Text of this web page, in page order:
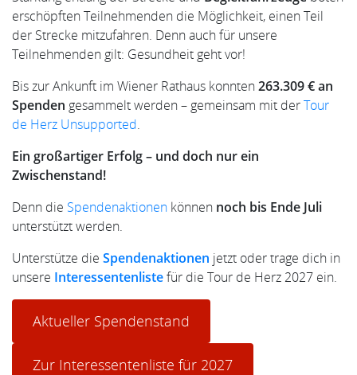
erschöpften Teilnehmenden die Möglichkeit, einen Teil
der Strecke mitzufahren. Denn auch für unsere
Teilnehmenden gilt: Gesundheit geht vor!
Bis zur Ankunft im Wiener Rathaus konnten263.309 €an
Spenden gesammelt werden – gemeinsam mit derTour
de Herz Unsupported.
Ein großartiger Erfolg – und doch nur ein
Zwischenstand!
Denn die Spendenaktionen können noch bis Ende Juli
unterstützt werden.
Unterstütze die Spendenaktionen jetzt oder trage dich in
unsere Interessentenlistefür die Tour de Herz 2027 ein.
Aktueller Spendenstand
Zur Interessentenliste für 2027